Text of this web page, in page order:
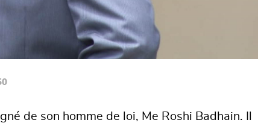
de son homme de loi, Me Roshi Badhain. Il